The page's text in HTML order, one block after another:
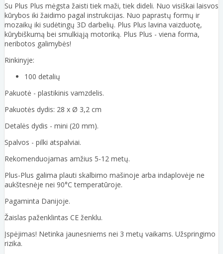
Su Plus Plus mėgsta žaisti tiek maži, tiek dideli. Nuo visiškai laisvos
kūrybos iki žaidimo pagal instrukcijas. Nuo paprastų formų ir
mozaikų iki sudėtingų 3D darbelių. Plus Plus lavina vaizduotę,
kūrybiškumą bei smulkiąją motoriką. Plus Plus - viena forma,
neribotos galimybės!
Rinkinyje:
100 detalių
Pakuotė - plastikinis vamzdelis.
Pakuotės dydis: 28 x Ø 3,2 cm
Detalės dydis - mini (20 mm).
Spalvos - pilki atspalviai.
Rekomenduojamas amžius 5-12 metų.
Plus-Plus galima plauti skalbimo mašinoje arba indaplovėje ne
aukštesnėje nei 90°C temperatūroje.
Pagaminta Danijoje.
Žaislas paženklintas CE ženklu.
Įspėjimas! Netinka jaunesniems nei 3 metų vaikams. Užspringimo
rizika.